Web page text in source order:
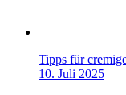
Tipps für
10. Juli 2025